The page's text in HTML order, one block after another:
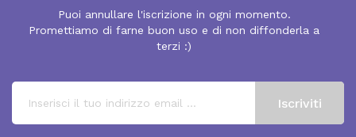
Puoi annullare l'iscrizione in ogni momento.
Promettiamo di farne buon uso e di non diffonderla a
terzi :)